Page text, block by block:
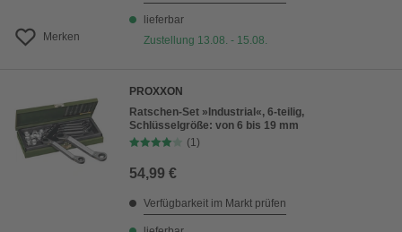
Merken
lieferbar
Zustellung 13.08. - 15.08.
PROXXON
Ratschen-Set »Industrial«, 6-teilig,
Schlüsselgröße: von 6 bis 19 mm
(1)
54,99 €
Verfügbarkeit im Markt prüfen